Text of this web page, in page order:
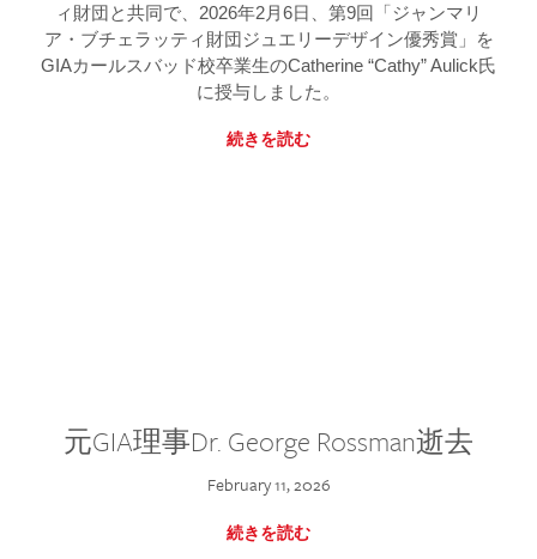
ィ財団と共同で、2026年2月6日、第9回「ジャンマリ
ア・ブチェラッティ財団ジュエリーデザイン優秀賞」を
GIAカールスバッド校卒業生のCatherine “Cathy” Aulick氏
に授与しました。
続きを読む
元GIA理事Dr. George Rossman逝去
February 11, 2026
続きを読む